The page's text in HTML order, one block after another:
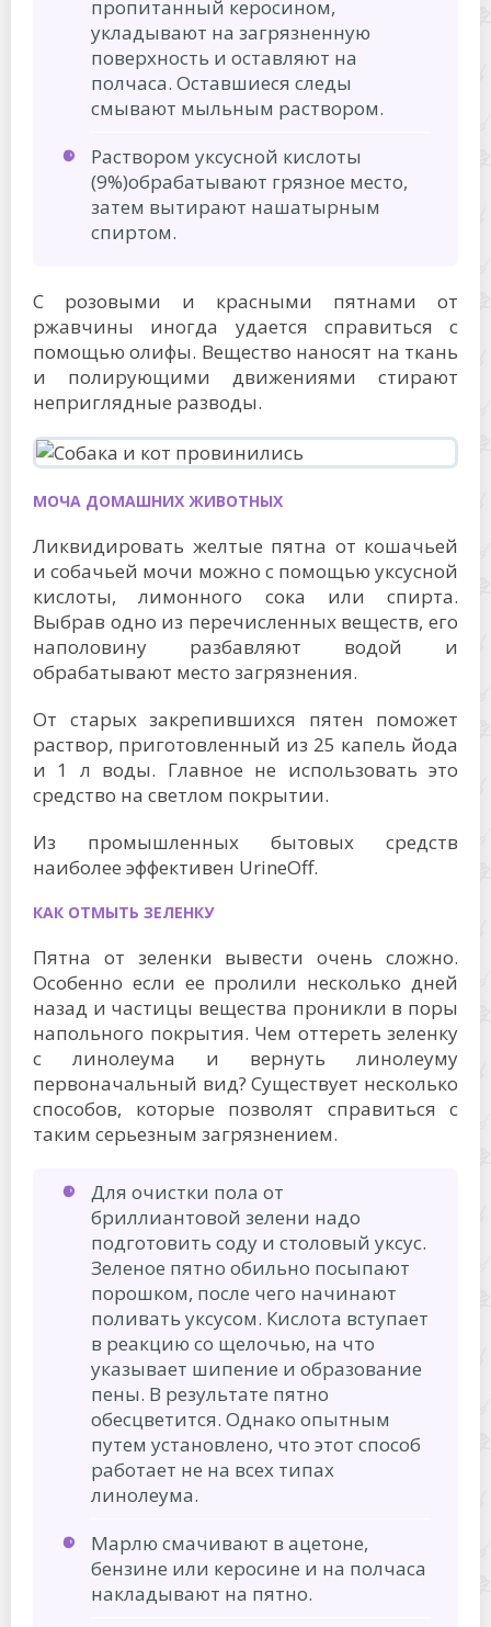
пропитанный керосином,
укладывают на загрязненную
поверхность и оставляют на
полчаса. Оставшиеся следы
смывают мыльным раствором.
Раствором уксусной кислоты
(9%)обрабатывают грязное место,
затем вытирают нашатырным
спиртом.
С розовыми и красными пятнами от
ржавчины иногда удается справиться с
помощью олифы. Вещество наносят на ткань
и полирующими движениями стирают
неприглядные разводы.
МОЧА ДОМАШНИХ ЖИВОТНЫХ
Ликвидировать желтые пятна от кошачьей
и собачьей мочи можно с помощью уксусной
кислоты, лимонного сока или спирта.
Выбрав одно из перечисленных веществ, его
наполовину разбавляют водой и
обрабатывают место загрязнения.
От старых закрепившихся пятен поможет
раствор, приготовленный из 25 капель йода
и 1 л воды. Главное не использовать это
средство на светлом покрытии.
Из промышленных бытовых средств
наиболее эффективен UrineOff.
КАК ОТМЫТЬ ЗЕЛЕНКУ
Пятна от зеленки вывести очень сложно.
Особенно если ее пролили несколько дней
назад и частицы вещества проникли в поры
напольного покрытия. Чем оттереть зеленку
с линолеума и вернуть линолеуму
первоначальный вид? Существует несколько
способов, которые позволят справиться с
таким серьезным загрязнением.
Для очистки пола от
бриллиантовой зелени надо
подготовить соду и столовый уксус.
Зеленое пятно обильно посыпают
порошком, после чего начинают
поливать уксусом. Кислота вступает
в реакцию со щелочью, на что
указывает шипение и образование
пены. В результате пятно
обесцветится. Однако опытным
путем установлено, что этот способ
работает не на всех типах
линолеума.
Марлю смачивают в ацетоне,
бензине или керосине и на полчаса
накладывают на пятно.